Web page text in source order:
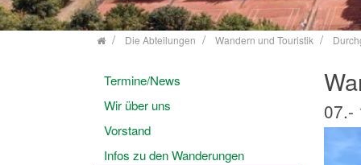
Die Abteilungen Wandern und Touristik
Termine/News
Wir über uns
Vorstand
Infos zu den Wanderungen
07.-